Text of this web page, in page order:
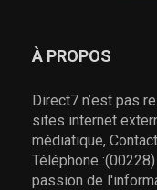
À PROPOS
Direct7 n’est pas
sites internet
médiatique,
Téléphone
passion de